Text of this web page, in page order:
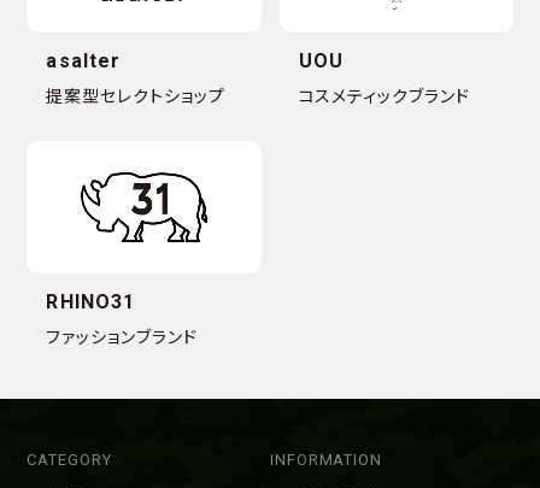
asalter
提案型セレクトショップ
UOU
コスメティックブランド
RHINO31
ファッションブランド
CATEGORY INFORMATION